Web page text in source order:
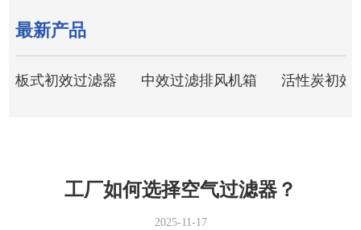
最新产品
板式初效过滤器 中效过滤排风机箱 活性炭初效
工厂如何选择空气过滤器？
2025-11-17